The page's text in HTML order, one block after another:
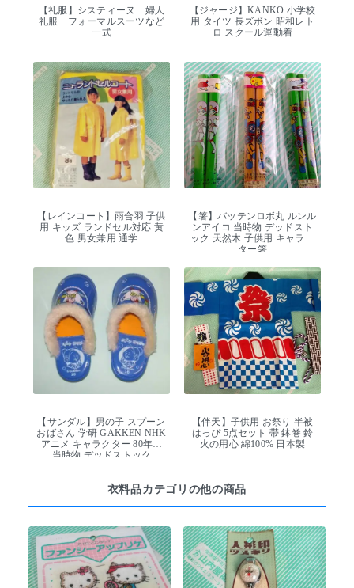
【礼服】システィーヌ 婦人
礼服 フォーマルスーツなど
一式
【ジャージ】KANKO 小学校
用 タイツ 長ズボン 昭和レト
ロ スクール運動着
【レインコート】雨合羽 子供
用 キッズ ランドセル対応 黄
色 男女兼用 通学
【箸】バッテンロボ丸 ルンル
ンアイコ 当時物 デッドスト
ック 天然木 子供用 キャラク
ター箸
【サンダル】男の子 スプーン
おばさん 学研 GAKKEN NHK
アニメ キャラクター 80年代
当時物 デッドストック
【伴天】子供用 お祭り 半被
はっぴ 5点セット 帯 鉢巻 鈴
火の用心 綿100% 日本製
衣料品カテゴリの他の商品